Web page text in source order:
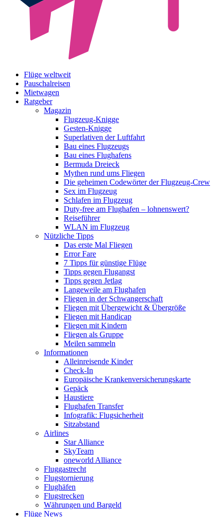
Flüge weltweit
Pauschalreisen
Mietwagen
Ratgeber
Magazin
Flugzeug-Knigge
Gesten-Knigge
Superlativen der Luftfahrt
Bau eines Flugzeugs
Bau eines Flughafens
Bermuda Dreieck
Mythen rund ums Fliegen
Die geheimen Codewörter der Flugzeug-Crew
Sex im Flugzeug
Schlafen im Flugzeug
Duty-free am Flughafen – lohnenswert?
Reiseführer
WLAN im Flugzeug
Nützliche Tipps
Das erste Mal Fliegen
Error Fare
7 Tipps für günstige Flüge
Tipps gegen Flugangst
Tipps gegen Jetlag
Langeweile am Flughafen
Fliegen in der Schwangerschaft
Fliegen mit Übergewicht & Übergröße
Fliegen mit Handicap
Fliegen mit Kindern
Fliegen als Gruppe
Meilen sammeln
Informationen
Alleinreisende Kinder
Check-In
Europäische Krankenversicherungskarte
Gepäck
Haustiere
Flughafen Transfer
Infografik: Flugsicherheit
Sitzabstand
Airlines
Star Alliance
SkyTeam
oneworld Alliance
Fluggastrecht
Flugstornierung
Flughäfen
Flugstrecken
Währungen und Bargeld
Flüge News